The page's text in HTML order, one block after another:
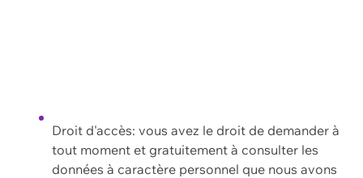
Droit d'accès: vous avez le droit de demander à
tout moment et gratuitement à consulter les
données à caractère personnel que nous avons